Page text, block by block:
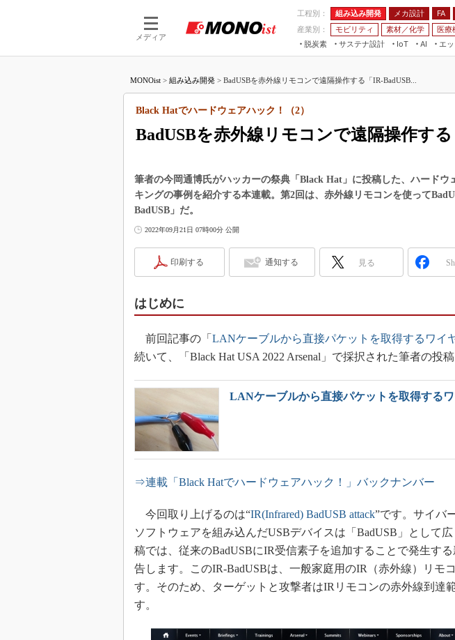
メディア
工程別： 組み込み開発 メカ設計 FA
産業別：
モビリティ 素材／化学 医療
脱炭素
サステナ設計
IoT
つながる工場
AI
AI×設備保全
エ
JIMTOF
IIFES
ジャパンモビリティシ
TECHNO-FRONTIER
EdgeTech+
つながるク
フィールド
組み込み画
ISO26262
3Dプリンタ
デジタルツ
S＆OP
インダスト
イノベーシ
海外生産
グローバル
制御セキュ
新型コロナ
FA
MONOist > 組み込み開発 > BadUSBを赤外線リモコンで遠隔操作する「IR-BadUSB...
BadUSBを赤外線リモコンで遠隔操作する
Black Hatでハードウェアハック！（2）
筆者の今岡通博氏がハッカーの祭典「Black Hat」に投稿した、ハードウ
キングの事例を紹介する本連載。第2回は、赤外線リモコンを使って
BadUSB」だ。
2022年09月21日 07時00分 公開
印刷する 通知する 見る
はじめに
前回記事の「 LANケーブルから直接パケットを取得するワイ
続いて、「Black Hat USA 2022 Arsenal」で採択された筆者の投
LANケーブルから直接パケットを取得する
⇒連載「Black Hatでハードウェアハック！」バックナンバー
今回取り上げるのは“IR(Infrared) BadUSB attack”です。サイバ
ソフトウェアを組み込んだUSBデバイスは「BadUSB」として
稿では、従来のBadUSBにIR受信素子を追加することで発生す
告します。このIR-BadUSBは、一般家庭用のIR（赤外線）リモ
す。そのため、ターゲットと攻撃者はIRリモコンの赤外線到達
す。